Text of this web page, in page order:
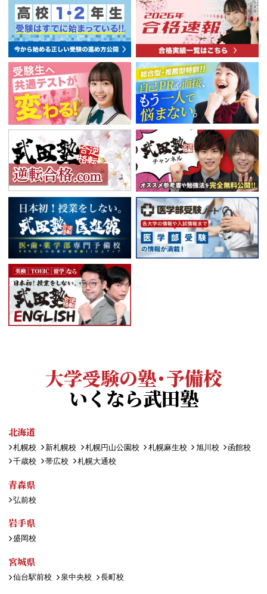
大学受験の塾・予備校
いくなら武田塾
北海道
札幌校 新札幌校 札幌円山公園校 札幌麻生校 旭川校
函館校
千歳校
帯広校 札幌大通校
青森県
弘前校
岩手県
盛岡校
宮城県
仙台駅前校 泉中央校 長町校